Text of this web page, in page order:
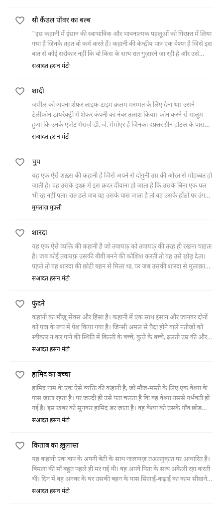
सौ कैंडल पॉवर का बल्ब
"इस कहानी में इंसान की स्वाभाविक और भावनात्मक पहलूओं को गिरफ़्त में लिया
गया है जिनके तहत वो कर्म करते हैं। कहानी की केन्द्रीय पात्र एक वेश्या है जिसे इस
बात से कोई सरोकार नहीं कि वो किस के साथ रात गुज़ारने जा रही है और उसे
कितना मुआवज़ा मिलेगा बल्कि वो दलाल के इशारे पर कर्म करने और किसी तरह
है।"
सआदत हसन मंटो
शादी
जमील को अपना शेफ़र लाइफ-टाइम क़लम मरम्मत के लिए देना था। उसने
टेलीफ़ोन डायरेक्ट्री में शेफ़र कंपनी का नंबर तलाश किया। फ़ोन करने से मालूम
हुआ कि उनके एजेंट मैसर्ज़ डी. जे. मेमोएर हैं जिनका दफ़्तर ग्रीन होटल के पास
वाक़ा है। जमील ने टैक्सी ली और फोर्ट
सआदत हसन मंटो
चुप
यह एक ऐसे शख़्स की कहानी है जिसे अपने से दोगुनी उम्र की औरत से मोहब्बत हो
जाती है। वह उसके इश्क़ में इस क़दर दीवाना हो जाता है कि उसके बिना एक पल
भी रह नहीं पता। रात ढले जब वह उसके पास जाता है तो वह उसके होंठों पर उंगली
रखकर उसे चुप कर देती है। फिर जब उसकी शौहर से तलाक़ हो जाती है तो वह
और दूसरे मर्द से शादी कर लेती है।
मुमताज़ मुफ़्ती
शारदा
यह एक ऐसे व्यक्ति की कहानी है जो तवायफ़़ को तवायफ़़ की तरह ही रखना चाहता
है। जब कोई तवायफ़ उसकी बीवी बनने की कोशिश करती तो वह उसे छोड़ देता।
पहले तो वह शारदा की छोटी बहन से मिला था, पर जब उसकी शारदा से मुलाक़ात
हुई तो वह उसे भूल गया। शारदा एक बच्चे की माँ है और देखने में ठीक-ठाक लगती
आकर जब शारदा बीवी की तरह उसकी देखभाल करने लगती है तो वो उससे उक्ता
जाता है और उसे वापस भेज देता है।
सआदत हसन मंटो
फुंदने
कहानी का मौज़ू सेक्स और हिंसा है। कहानी में एक साथ इंसान और जानवर दोनों
को पात्र के रूप में पेश किया गया है। जिन्सी अमल से पैदा होने वाले नतीजों को
स्वीकार न कर पाने की स्थिति में बिल्ली के बच्चे, कुत्ते के बच्चे, ढलती उम्र की औरतें
जिनमें जिन्सी कशिश बाक़ी नहीं, वे सब के सब मौत का शिकार होते नज़र आते हैं।
सआदत हसन मंटो
हामिद का बच्चा
हामिद नाम के एक ऐसे व्यक्ति की कहानी है, जो मौज-मस्ती के लिए एक वेश्या के
पास जाता रहता है। पर जल्दी ही उसे पता चलता है कि वह वेश्या उससे गर्भवती हो
गई है। इस ख़बर को सुनकर हामिद डर जाता है। वह वेश्या को उसके गाँव छोड़
आता है। उसके बाद वह योजना बनाता है कि जैसे ही बच्चा पैदा होगा वह उसे दफ़न
सआदत हसन मंटो
किताब का ख़ुलासा
यह कहानी एक बाप के अपनी बेटी के साथ नाजायज़ तअल्लुक़़ात पर आधारित है।
बिमला की माँ बहुत पहले ही मर गई थी। वह अपने पिता के साथ अकेली रहा करती
थी। दिन में वह अनवर के घर उसकी बहन के पास सिलाई-कढ़ाई का काम सीखने
आया करती थी। उसे अनवर से मोहब्बत थी, पर वह उसका इज़हार नहीं कर पाती
सआदत हसन मंटो